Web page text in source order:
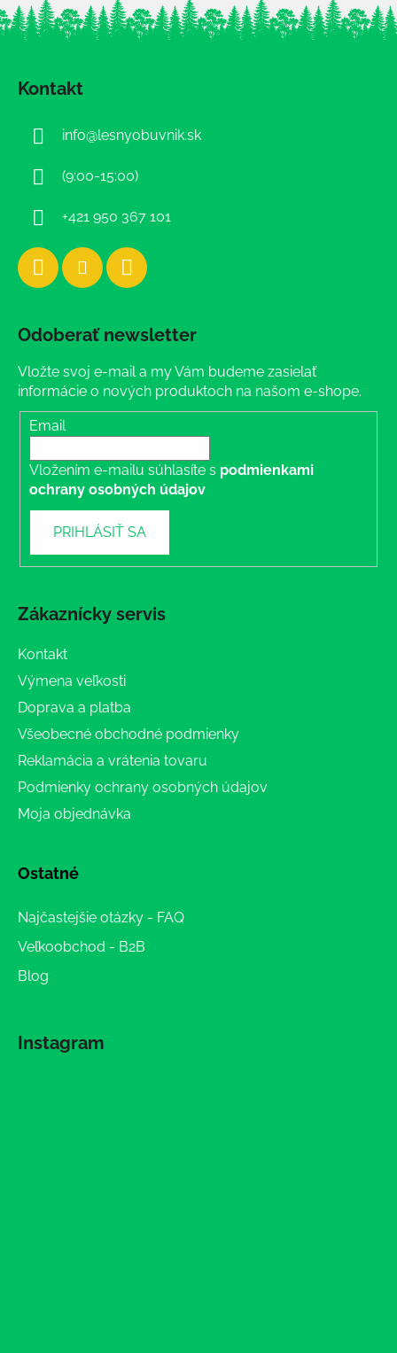
Kontakt
info@lesnyobuvnik.sk
(9:00-15:00)
+421 950 367 101
Odoberať newsletter
Vložte svoj e-mail a my Vám budeme zasielať
informácie o nových produktoch na našom e-shope.
Email
Vložením e-mailu súhlasíte s podmienkami
ochrany osobných údajov
PRIHLÁSIŤ SA
Zákaznícky servis
Kontakt
Výmena veľkosti
Doprava a platba
Všeobecné obchodné podmienky
Reklamácia a vrátenia tovaru
Podmienky ochrany osobných údajov
Moja objednávka
Ostatné
Najčastejšie otázky - FAQ
Veľkoobchod - B2B
Blog
Instagram